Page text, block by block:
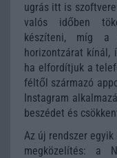
ugrás itt is
valós időben
készíteni, míg a
horizontzárat kínál,
ha elfordítjuk a
féltől származó
Instagram
beszédet és
Az új rendszer
megközelítés: a